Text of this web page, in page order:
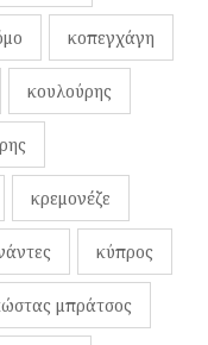
κοπεγχάγη
κουλούρης
κρεμονέζε
κύπρος
μπράτσος